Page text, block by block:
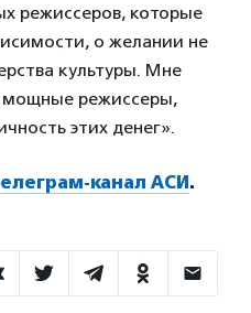
режиссеров, которые
о желании не
культуры. Мне
мощные режиссеры,
этих денег».
канал АСИ.